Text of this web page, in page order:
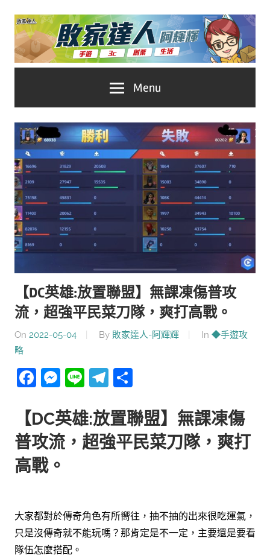
Skip
content
家
達
人
推
薦
No.1
遊
戲
技
自
媒
體。
Menu
【DC英雄:放置聯盟】無課凍傷普攻
流，超強平民菜刀隊，爽打高戰。
On 2022-05-04 By 敗家達人-阿輝輝 In ◆手遊攻
略
Facebook
Messenger
LineTelegram
【DC英雄:放置聯盟】無課凍傷
普攻流，超強平民菜刀隊，爽打
高戰。
大家都對於傳奇角色有所嚮往，抽不抽的出來很吃運氣，
只是沒傳奇就不能玩嗎？那肯定是不一定，主要還是要看
隊伍怎麼搭配。